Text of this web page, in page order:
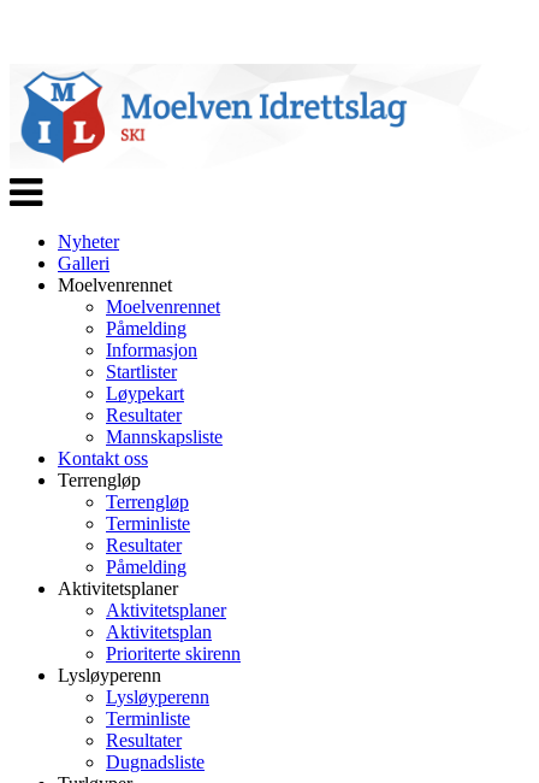
Veksle
navigasjon
Nyheter
Galleri
Moelvenrennet
Moelvenrennet
Påmelding
Informasjon
Startlister
Løypekart
Resultater
Mannskapsliste
Kontakt oss
Terrengløp
Terrengløp
Terminliste
Resultater
Påmelding
Aktivitetsplaner
Aktivitetsplaner
Aktivitetsplan
Prioriterte skirenn
Lysløyperenn
Lysløyperenn
Terminliste
Resultater
Dugnadsliste